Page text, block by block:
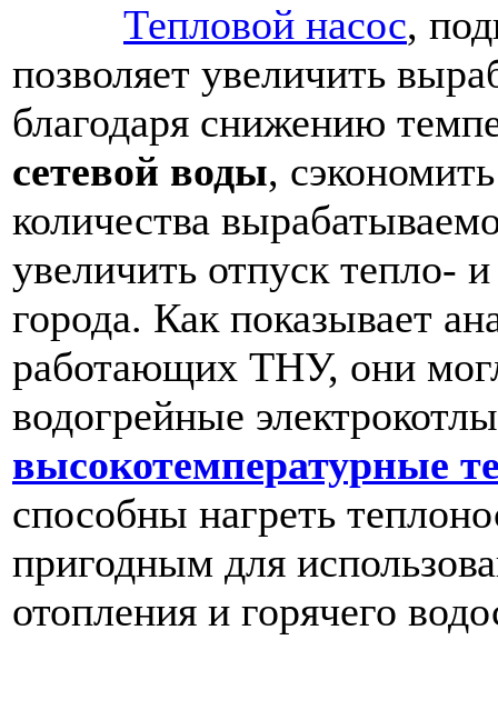
Тепловой насос,
позволяет увеличить
благодаря снижению
сетевой воды,
количества
увеличить отпуск тепло-
города. Как показывает
работающих ТНУ, они
водогрейные
высокотемпературные
способны нагреть
пригодным для
отопления и горячего